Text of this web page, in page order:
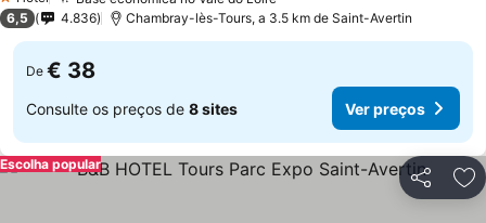
1 Estrelas
6,5 4.836 Chambray-lès-Tours, a 3.5 km de Saint-Avertin
De € 38
Consulte os preços de 8 sites Ver preços
Partilhar
Escolha popular